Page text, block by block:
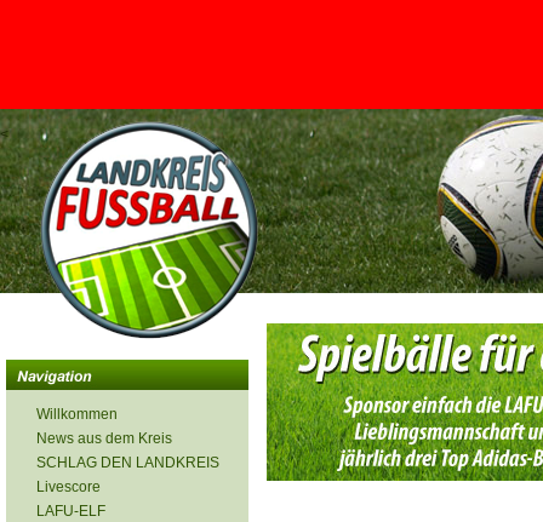
<
Willkommen
News aus dem Kreis
SCHLAG DEN LANDKREIS
Livescore
LAFU-ELF